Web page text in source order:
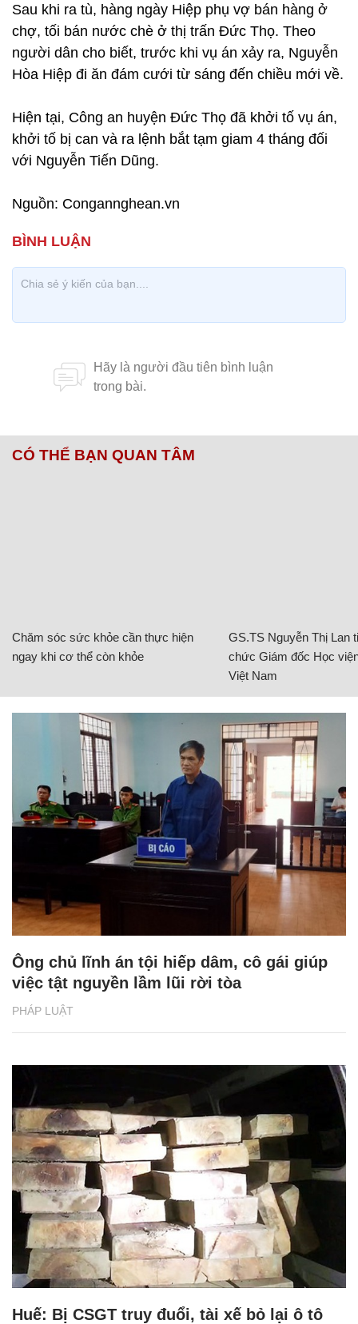
Sau khi ra tù, hàng ngày Hiệp phụ vợ bán hàng ở
chợ, tối bán nước chè ở thị trấn Đức Thọ. Theo
người dân cho biết, trước khi vụ án xảy ra, Nguyễn
Hòa Hiệp đi ăn đám cưới từ sáng đến chiều mới về.
Hiện tại, Công an huyện Đức Thọ đã khởi tố vụ án,
khởi tố bị can và ra lệnh bắt tạm giam 4 tháng đối
với Nguyễn Tiến Dũng.
Nguồn: Congannghean.vn
CÓ THỂ BẠN QUAN TÂM
Chăm sóc sức khỏe cần thực hiện
ngay khi cơ thể còn khỏe
GS.TS Nguyễn Thị Lan
chức Giám đốc Học
Việt Nam
PHÁP LUẬT
Ông chủ lĩnh án tội hiếp dâm, cô gái giúp
việc tật nguyền lầm lũi rời tòa
Huế: Bị CSGT truy đuổi, tài xế bỏ lại ô tô